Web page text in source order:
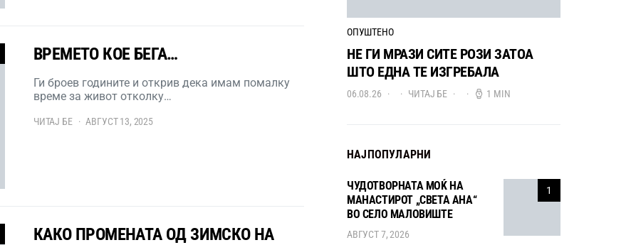
ВРЕМЕТО КОЕ БЕГА…
Ги броев годините и открив дека имам помалку
време за живот отколку…
ЧИТАЈ БЕ АВГУСТ 13, 2025
КАКО ПРОМЕНАТА ОД ЗИМСКО НА
ОПУШТЕНО
НЕ ГИ МРАЗИ СИТЕ РОЗИ ЗАТОА
ШТО ЕДНА ТЕ ИЗГРЕБАЛА
06.08.26 ЧИТАЈ БЕ 1 MIN
НАЈПОПУЛАРНИ
1
ЧУДОТВОРНАТА МОЌ НА
МАНАСТИРОТ „СВЕТА АНА“
ВО СЕЛО МАЛОВИШТЕ
АВГУСТ 7, 2026